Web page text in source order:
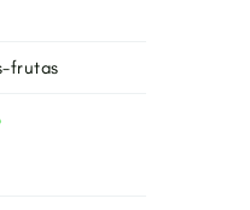
frutas